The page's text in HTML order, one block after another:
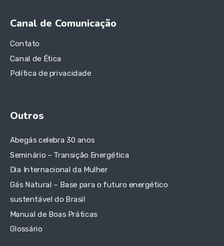
Canal de Comunicação
Contato
Canal de Ética
Política de privacidade
Outros
Abegás celebra 30 anos
Seminário – Transição Energética
Dia Internacional da Mulher
Gás Natural – Base para o futuro energético
sustentável do Brasil
Manual de Boas Práticas
Glossário